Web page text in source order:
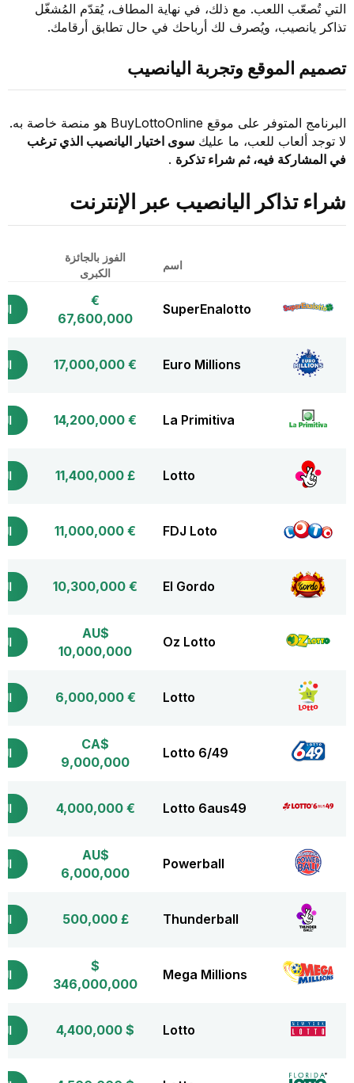
التي تُصعّب اللعب. مع ذلك، في نهاية المطاف، يُقدّم المُشغّل
تذاكر يانصيب، ويُصرف لك أرباحك في حال تطابق أرقامك.
تصميم الموقع وتجربة اليانصيب
البرنامج المتوفر على موقع BuyLottoOnline هو منصة خاصة به.
لا توجد ألعاب للعب، ما عليكسوى اختيار اليانصيب الذي ترغب
في المشاركة فيه، ثم شراء تذكرة .
شراء تذاكر اليانصيب عبر الإنترنت
اسم
الفوز بالجائزة
الكبرى
SuperEnalotto
€
67,600,000
Euro Millions
€ 17,000,000
La Primitiva
€ 14,200,000
Lotto
£ 11,400,000
FDJ Loto
€ 11,000,000
El Gordo
€ 10,300,000
Oz Lotto
AU$
10,000,000
Lotto
€ 6,000,000
Lotto 6/49
CA$
9,000,000
Lotto 6aus49
€ 4,000,000
Powerball
AU$
6,000,000
Thunderball
£ 500,000
Mega Millions
$
346,000,000
Lotto
$ 4,400,000